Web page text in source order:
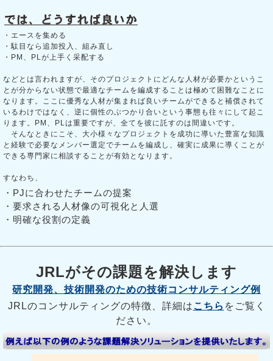
・エースを集める
・駄目なら追加投入、組み直し
・PM、PLが上手く采配する
などとは言われますが、そのプロジェクトにどんな人材が必要かというこ
とが分からない状態で最適なチームを編成することは極めて困難なことに
なります。ここに優秀な人材が集まれば良いチームができると補償されて
いるわけではなく、逆に個性のぶつかり合いという事態も往々にして起こ
ります。PM、PLは重要ですが、全てを彼に託すのは間違いです。
そんなときにこそ、大小様々なプロジェクトを成功に導いた豊富な知識
と経験で必要なメンバー選定でチームを編成し、確実に成果に導くことが
できる専門家に相談することが有効となります。
すなわち、
・PJに合わせたチームの提案
・要求される人材像の可視化と人選
・明確な役割の定義
JRLがその課題を解決します
研究開発、技術開発のための技術コンサルティング例
JRLのコンサルティングの特徴、詳細は こちら をご覧く
ださい。